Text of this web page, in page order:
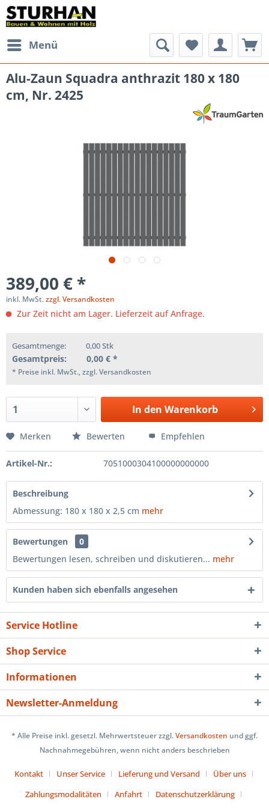
Menü
Alu-Zaun Squadra anthrazit 180 x 180
cm, Nr. 2425
389,00 € *
inkl. MwSt.zzgl. Versandkosten
Zur Zeit nicht am Lager. Lieferzeit auf Anfrage.
Gesamtmenge: 0,00Stk
Gesamtpreis: 0,00 € *
* Preise inkl. MwSt., zzgl. Versandkosten
In den Warenkorb
Merken Bewerten Empfehlen
Artikel-Nr.: 7051000304100000000000
Beschreibung
Abmessung: 180 x 180 x 2,5 cm mehr
Bewertungen
0
Bewertungen lesen, schreiben und diskutieren... mehr
Kunden haben sich ebenfalls angesehen
Service Hotline
Shop Service
Informationen
Newsletter-Anmeldung
* Alle Preise inkl. gesetzl. Mehrwertsteuer zzgl.Versandkosten und ggf.
Nachnahmegebühren, wenn nicht anders beschrieben
Kontakt Unser Service Lieferung und Versand
Über uns
Zahlungsmodalitäten
Anfahrt Datenschutzerklärung